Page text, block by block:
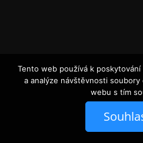
Tento web používá k
a analýze návštěvnosti
webu s tím